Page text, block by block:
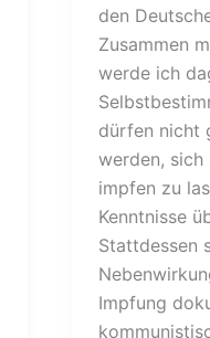
den
Zusammen
werde ich
dürfen nicht
werden,
impfen zu
Kenntnisse
Stattdessen
Impfung